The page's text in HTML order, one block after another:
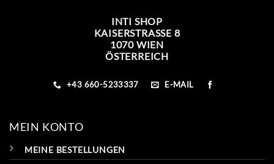
INTI SHOP
KAISERSTRASSE 8
1070 WIEN
ÖSTERREICH
+43 660-5233337 E-MAIL
MEIN KONTO
MEINE BESTELLUNGEN